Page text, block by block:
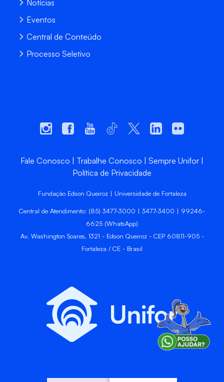
Notícias
Eventos
Central de Conteúdo
Processo Seletivo
Fale Conosco Trabalhe Conosco
Sempre Unifor
Política de Privacidade
Fundação Edson Queiroz | Universidade de Fortaleza
Central de Atendimento: (85) 3477-3000 | 3477-3400 | 99246-
6625 (WhatsApp)
Av. Washington Soares, 1321 - Edson Queiroz - CEP 60811-905 -
Fortaleza / CE - Brasil